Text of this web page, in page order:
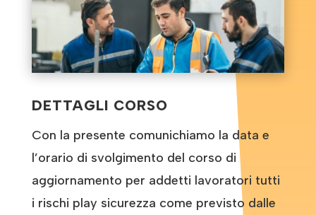
DETTAGLI CORSO
Con la presente comunichiamo la data e
l’orario di svolgimento del corso di
aggiornamento per addetti lavoratori tutti
i rischi play sicurezza come previsto dalle